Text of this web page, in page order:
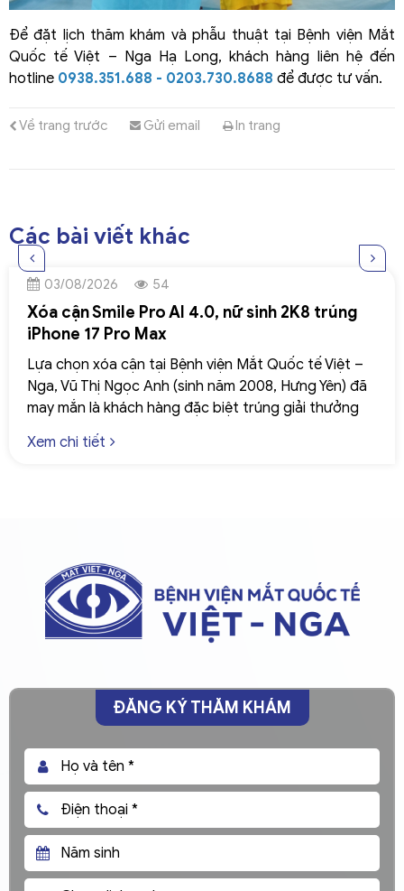
Để đặt lịch thăm khám và phẫu thuật tại Bệnh viện Mắt
Quốc tế Việt – Nga Hạ Long, khách hàng liên hệ đến
hotline 0938.351.688 - 0203.730.8688 để được tư vấn.
Về trang trước Gửi email In trang
Các bài viết khác
03/08/2026 54
Xóa cận Smile Pro AI 4.0, nữ sinh 2K8 trúng
iPhone 17 Pro Max
Lựa chọn xóa cận tại Bệnh viện Mắt Quốc tế Việt –
Nga, Vũ Thị Ngọc Anh (sinh năm 2008, Hưng Yên) đã
may mắn là khách hàng đặc biệt trúng giải thưởng
iPhone 17 Pro Max.
Xem chi tiết
ĐĂNG KÝ THĂM KHÁM